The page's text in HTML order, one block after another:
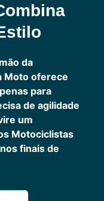
da
Moto oferece
para
de agilidade
um
Motociclistas
finais de